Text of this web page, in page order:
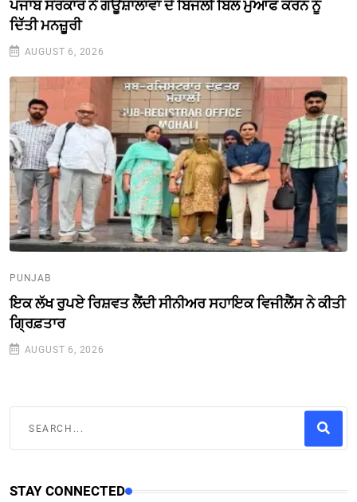
ਪੰਜਾਬ ਸਰਕਾਰ ਨੇ ਗਊਸ਼ਾਲਾਵਾਂ ਦੇ ਬਿਜਲੀ ਬਿਲ ਮੁਆਫ ਕਰਨ ਨੂੰ
ਦਿੱਤੀ ਮਨਜ਼ੂਰੀ
AUGUST 6, 2026
PUNJAB
ਇਕ ਲੱਖ ਰੁਪਏ ਰਿਸ਼ਵਤ ਲੈਂਦੀ ਸੀਨੀਅਰ ਸਹਾਇਕ ਵਿਜੀਲੈਂਸ ਨੇ ਕੀਤੀ
ਗ੍ਰਿਫ਼ਤਾਰ
AUGUST 6, 2026
STAY CONNECTED